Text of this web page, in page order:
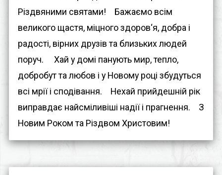
Різдвяними святами!⠀ Бажаємо всім
великого щастя, міцного здоров‘я, добра і
радості, вірних друзів та близьких людей
поруч. ⠀ Хай у домі панують мир, тепло,
добробут та любов і у Новому році збудуться
всі мрії і сподівання.⠀ Нехай прийдешній рік
виправдає найсміливіші надії і прагнення.⠀ З
Новим Роком та Різдвом Христовим!